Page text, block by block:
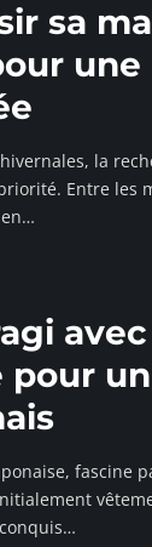
sa
une
la
Entre les
…
pour
fascine
…